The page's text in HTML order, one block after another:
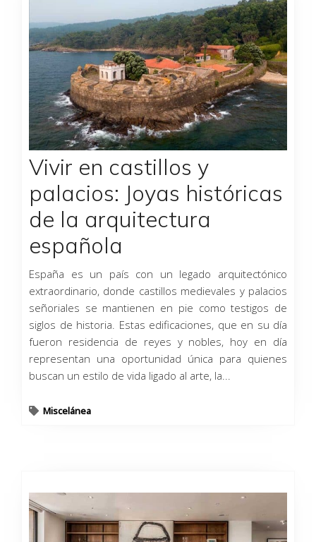
Vivir en castillos y
palacios: Joyas históricas
de la arquitectura
española
España es un país con un legado arquitectónico
extraordinario, donde castillos medievales y palacios
señoriales se mantienen en pie como testigos de
siglos de historia. Estas edificaciones, que en su día
fueron residencia de reyes y nobles, hoy en día
representan una oportunidad única para quienes
buscan un estilo de vida ligado al arte, la...
Miscelánea